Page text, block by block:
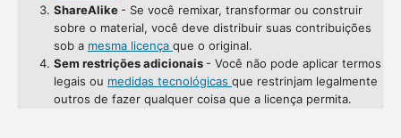
ShareAlike - Se você remixar, transformar ou construir
sobre o material, você deve distribuir suas contribuições
sob a mesma licença que o original.
Sem restrições adicionais - Você não pode aplicar termos
legais ou medidas tecnológicas que restrinjam legalmente
outros de fazer qualquer coisa que a licença permita.